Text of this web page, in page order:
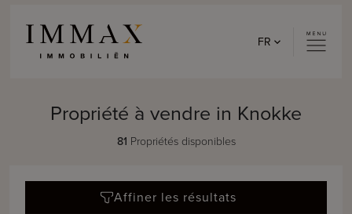
FR
Propriété à vendre in Knokke
81 Propriétés disponibles
Affiner les résultats